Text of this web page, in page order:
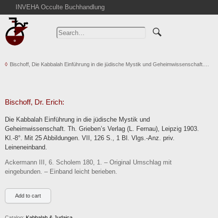
INVEHA Occulte Buchhandlung
Home
Advanced Search
Cart
Contact
Terms
Privacy Policy
Bischoff, Die Kabbalah Einführung in die jüdische Mystik und Geheimwissenschaft.…
Bischoff, Dr. Erich:
Die Kabbalah Einführung in die jüdische Mystik und
Geheimwissenschaft. Th. Grieben’s Verlag (L. Fernau), Leipzig 1903.
Kl.-8°. Mit 25 Abbildungen. VII, 126 S., 1 Bl. Vlgs.-Anz. priv.
Leineneinband.
Ackermann III, 6. Scholem 180, 1. – Original Umschlag mit
eingebunden. – Einband leicht berieben.